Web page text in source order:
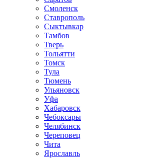
Смоленск
Ставрополь
Сыктывкар
Тамбов
Тверь
Тольятти
Томск
Тула
Тюмень
Ульяновск
Уфа
Хабаровск
Чебоксары
Челябинск
Череповец
Чита
Ярославль